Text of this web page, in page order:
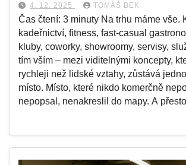
4. 12. 2025 TOMÁŠ BEK
Čas čtení: 3 minuty Na trhu máme vše.
kadeřnictví, fitness, fast-casual
kluby, coworky, showroomy, servisy,
tím vším – mezi viditelnými koncepty,
rychleji než lidské vztahy, zůstává
místo. Místo, které nikdo komerčně
nepopsal, nenakreslil do mapy. A